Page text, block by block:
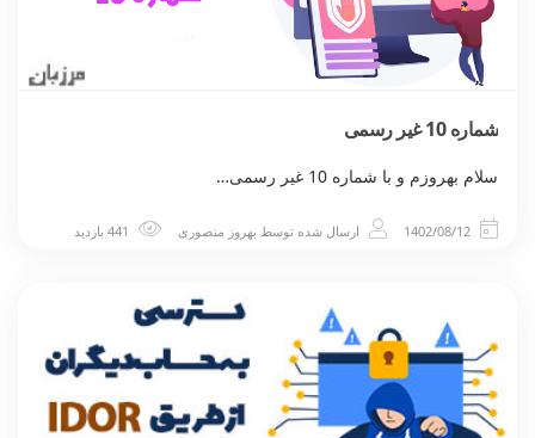
شماره 10 غیر رسمی
سلام بهروزم و با شماره 10 غیر رسمی…
1402/08/12 ارسال شده توسط بهروز منصوری